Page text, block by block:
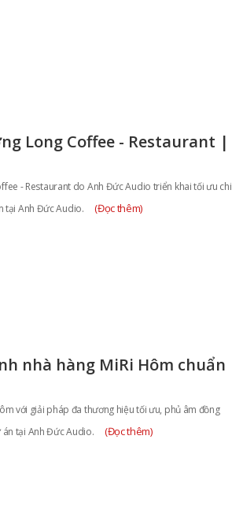
Long Coffee - Restaurant |
- Restaurant do Anh Đức Audio triển khai tối ưu chi
tại Anh Đức Audio.
(Đọc thêm)
nhà hàng MiRi Hôm chuẩn
với giải pháp đa thương hiệu tối ưu, phủ âm đồng
án tại Anh Đức Audio.
(Đọc thêm)